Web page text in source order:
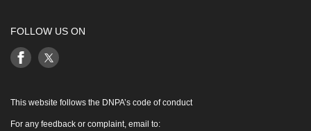
FOLLOW US ON
This website follows the DNPA’s code of conduct
For any feedback or complaint, email to: